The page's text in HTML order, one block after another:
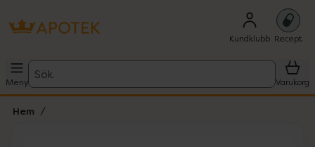
Kundklubb Recept
Meny
Sök
Varukorg
Hem